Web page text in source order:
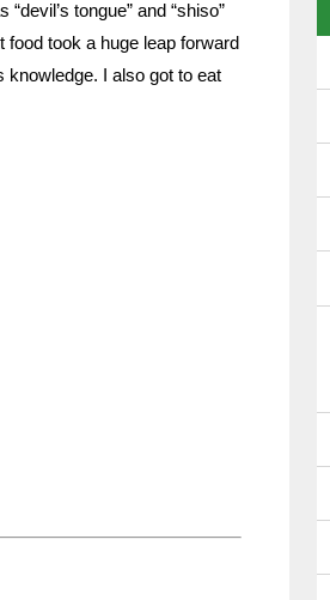
tongue” and “shiso”
food took a huge leap forward
knowledge. I also got to eat